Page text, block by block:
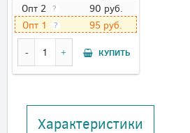
Опт 2 ? 90 руб.
Опт 1 ? 95 руб.
КУПИТЬ
Характеристики